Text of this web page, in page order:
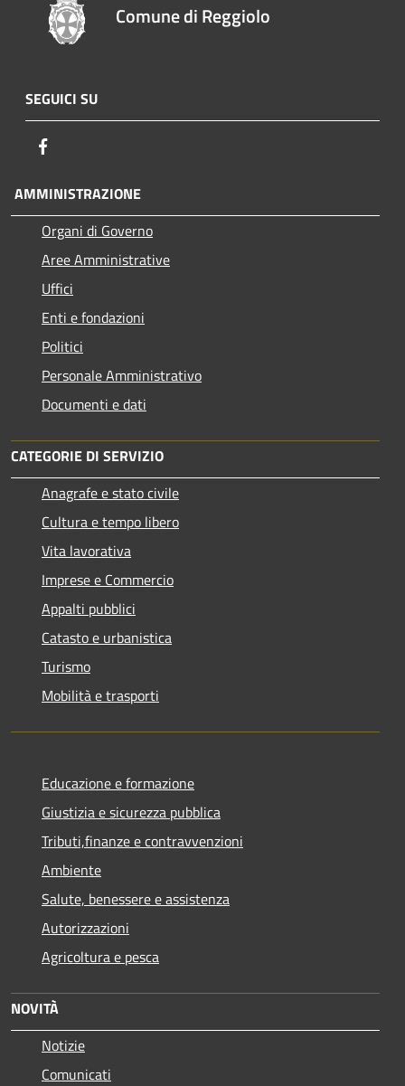
Comune di Reggiolo
SEGUICI SU
AMMINISTRAZIONE
Organi di Governo
Aree Amministrative
Uffici
Enti e fondazioni
Politici
Personale Amministrativo
Documenti e dati
CATEGORIE DI SERVIZIO
Anagrafe e stato civile
Cultura e tempo libero
Vita lavorativa
Imprese e Commercio
Appalti pubblici
Catasto e urbanistica
Turismo
Mobilità e trasporti
Educazione e formazione
Giustizia e sicurezza pubblica
Tributi,finanze e contravvenzioni
Ambiente
Salute, benessere e assistenza
Autorizzazioni
Agricoltura e pesca
NOVITÀ
Notizie
Comunicati